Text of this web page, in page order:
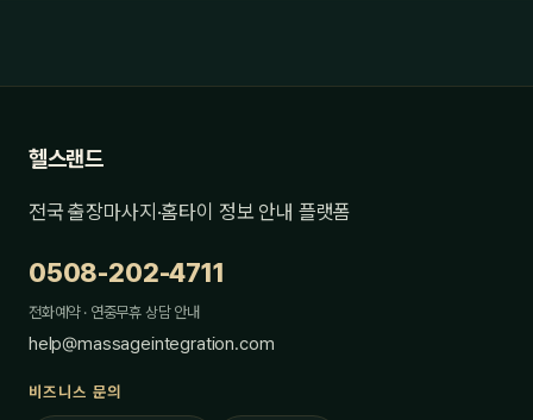
헬스랜드
전국 출장마사지·홈타이 정보 안내 플랫폼
0508-202-4711
전화예약 · 연중무휴 상담 안내
help@massageintegration.com
비즈니스 문의